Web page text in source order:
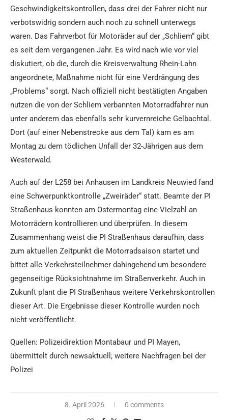
Geschwindigkeitskontrollen, dass drei der Fahrer nicht nur
verbotswidrig sondern auch noch zu schnell unterwegs
waren. Das Fahrverbot für Motoräder auf der „Schliem“ gibt
es seit dem vergangenen Jahr. Es wird nach wie vor viel
diskutiert, ob die, durch die Kreisverwaltung Rhein-Lahn
angeordnete, Maßnahme nicht für eine Verdrängung des
„Problems“ sorgt. Nach offiziell nicht bestätigten Angaben
nutzen die von der Schliem verbannten Motorradfahrer nun
unter anderem das ebenfalls sehr kurvernreiche Gelbachtal.
Dort (auf einer Nebenstrecke aus dem Tal) kam es am
Montag zu dem tödlichen Unfall der 32-Jährigen aus dem
Westerwald.
Auch auf der L258 bei Anhausen im Landkreis Neuwied fand
eine Schwerpunktkontrolle „Zweiräder“ statt. Beamte der PI
Straßenhaus konnten am Ostermontag eine Vielzahl an
Motorrädern kontrollieren und überprüfen. In diesem
Zusammenhang weist die PI Straßenhaus daraufhin, dass
zum aktuellen Zeitpunkt die Motorradsaison startet und
bittet alle Verkehrsteilnehmer dahingehend um besondere
gegenseitige Rücksichtnahme im Straßenverkehr. Auch in
Zukunft plant die PI Straßenhaus weitere Verkehrskontrollen
dieser Art. Die Ergebnisse dieser Kontrolle wurden noch
nicht veröffentlicht.
Quellen: Polizeidirektion Montabaur und PI Mayen,
übermittelt durch newsaktuell; weitere Nachfragen bei der
Polizei
8. April 2026 0 comments